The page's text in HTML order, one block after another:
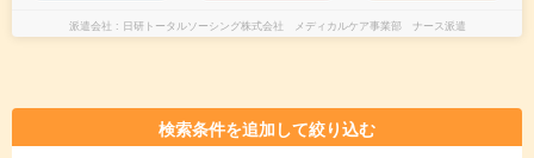
派遣会社 日研トータルソーシング株式会社 メディカルケア事業部 ナース派遣
検索条件を追加して絞り込む